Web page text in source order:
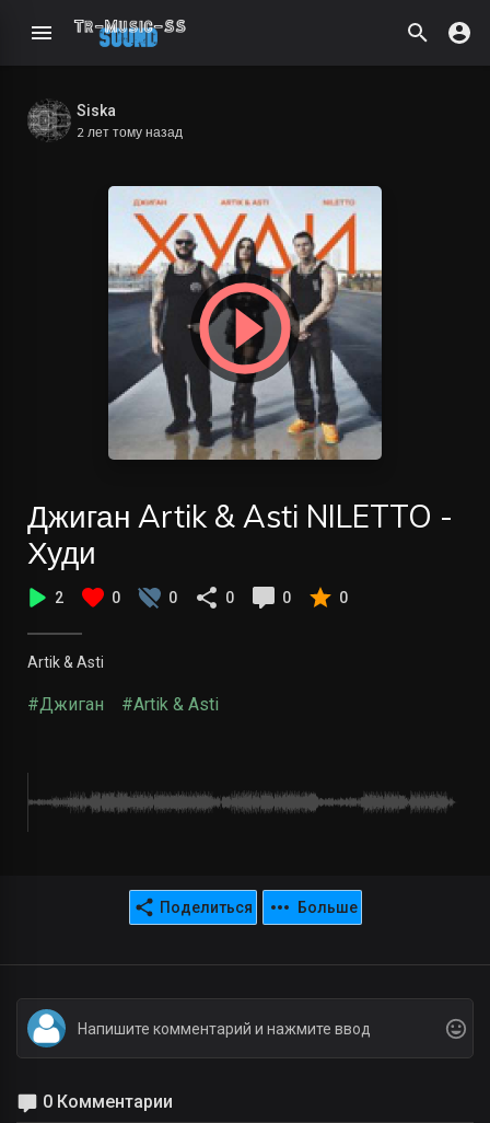
Siska
2 лет тому назад
Джиган Artik & Asti NILETTO -
Худи
2 0 0 0 0 0
Artik & Asti
#Джиган #Artik & Asti
Поделиться Больше
0 Комментарии